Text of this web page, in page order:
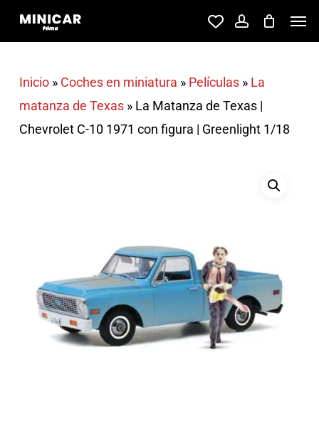
Skip
content
account
Inicio» Coches en miniatura » Películas» La
matanza de Texas» La Matanza de Texas |
Chevrolet C-10 1971 con figura | Greenlight 1/18